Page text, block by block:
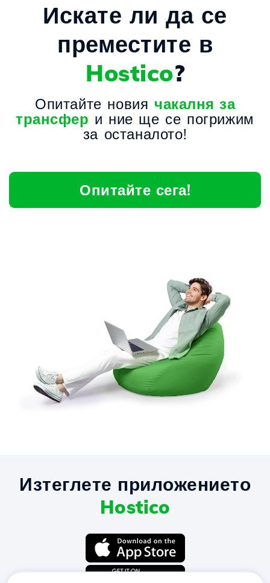
Искате ли да се
преместите в
Hostico?
Опитайте новия чакалня за
трансфер и ние ще се погрижим
за останалото!
Опитайте сега!
Изтеглете приложението
Hostico